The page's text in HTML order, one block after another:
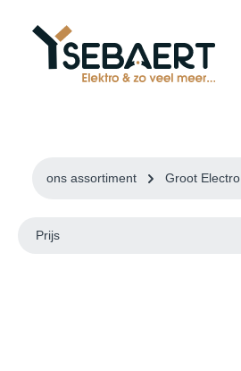
ons assortiment Groot Electro
Prijs